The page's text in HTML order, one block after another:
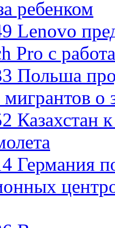
ребенком
Lenovo
Pro с
Польша
мигрантов
Казахстан
Германия